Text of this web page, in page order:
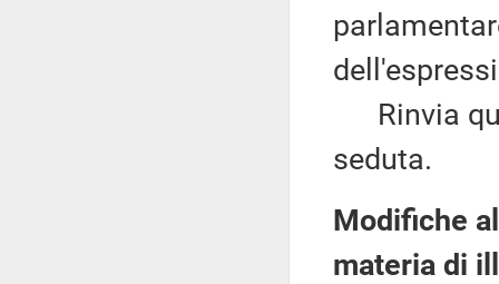
Rinvia
seduta.
Modifiche
materia di